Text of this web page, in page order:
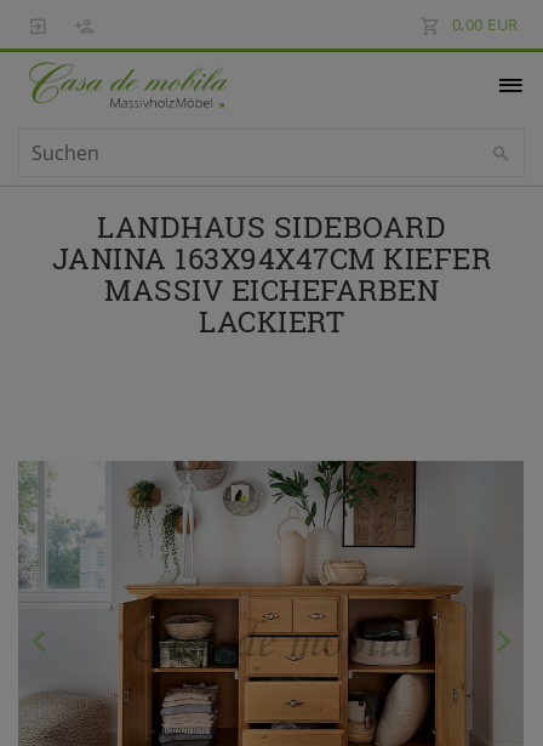
0,00 EUR
LANDHAUS SIDEBOARD
JANINA 163X94X47CM KIEFER
MASSIV EICHEFARBEN
LACKIERT